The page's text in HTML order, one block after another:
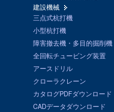
建設機械
三点式杭打機
小型杭打機
障害撤去機・多目的掘削機
全回転チュービング装置
アースドリル
クローラクレーン
カタログPDFダウンロード
CADデータダウンロード